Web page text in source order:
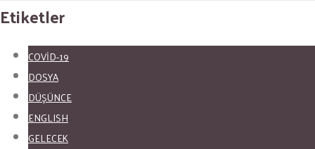
Etiketler
COVID-19
DOSYA
DÜŞÜNCE
ENGLISH
GELECEK